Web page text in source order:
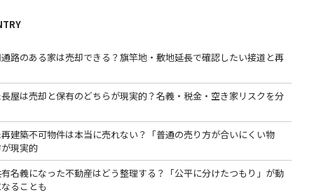
通路のある家は売却できる？旗竿地・敷地延長で確認したい接道と再
屋は売却と保有のどちらが現実的？名義・税金・空き家リスクを分
建築不可物件は本当に売れない？「普通の売り方が合いにくい物
現実的
名義になった不動産はどう整理する？「公平に分けたつもり」が動
ることも